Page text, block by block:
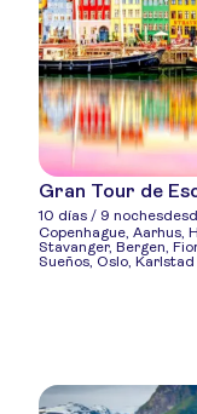
Gran Tour de
10 días / 9 noches
Copenhague, Aarhus,
Stavanger, Bergen,
Sueños, Oslo,